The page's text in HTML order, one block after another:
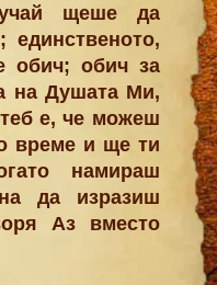
щеше да
обич; обич за
на Душата Ми,
е, че можеш
време и ще ти
намираш
да изразиш
Аз вместо